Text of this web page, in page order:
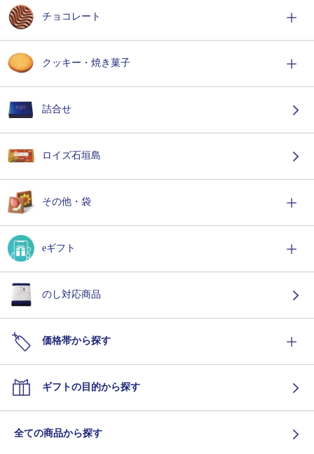
チョコレート
クッキー・焼き菓子
詰合せ
ロイズ石垣島
その他・袋
eギフト
のし対応商品
価格帯から探す
ギフトの目的から探す
全ての商品から探す